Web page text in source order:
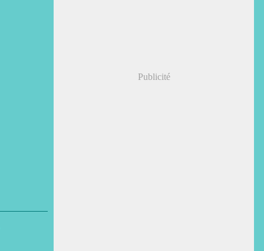
Publicité